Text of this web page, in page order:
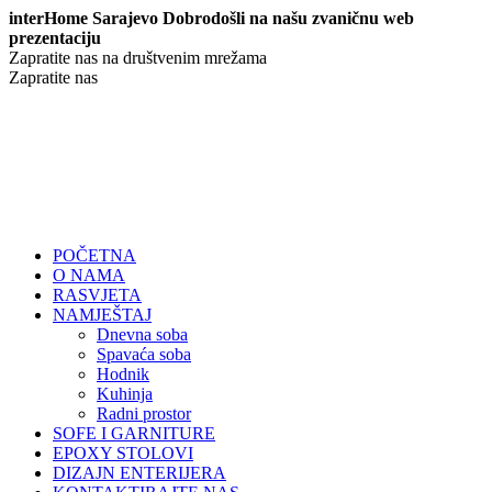
interHome Sarajevo Dobrodošli na našu zvaničnu web
prezentaciju
Zapratite nas na društvenim mrežama
Zapratite nas
POČETNA
O NAMA
RASVJETA
NAMJEŠTAJ
Dnevna soba
Spavaća soba
Hodnik
Kuhinja
Radni prostor
SOFE I GARNITURE
EPOXY STOLOVI
DIZAJN ENTERIJERA